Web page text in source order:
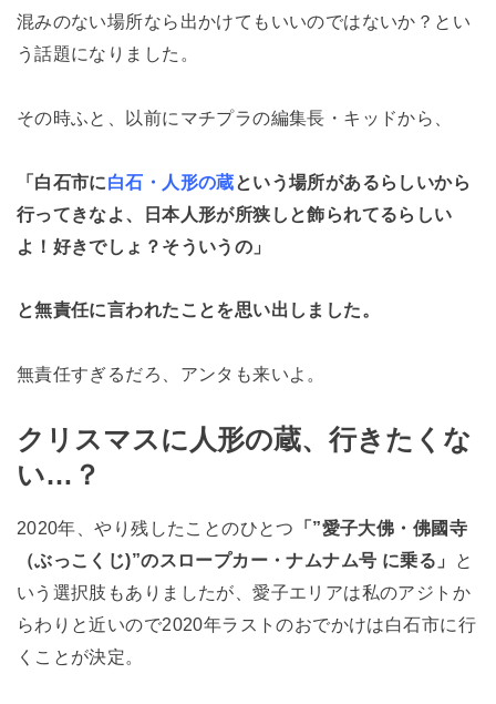
混みのない場所なら出かけてもいいのではないか？とい
う話題になりました。
その時ふと、以前にマチプラの編集長・キッドから、
「白石市に白石・人形の蔵 という場所があるらしいから
行ってきなよ、日本人形が所狭しと飾られてるらしい
よ！好きでしょ？そういうの」
と無責任に言われたことを思い出しました。
無責任すぎるだろ、アンタも来いよ。
クリスマスに人形の蔵、行きたくな
い…？
2020年、やり残したことのひとつ
「”愛子大佛・佛國寺
（ぶっこくじ)”のスロープカー・ナムナム号 に乗る」
と
いう選択肢もありましたが、愛子エリアは私のアジトか
らわりと近いので2020年ラストのおでかけは白石市に行
くことが決定。